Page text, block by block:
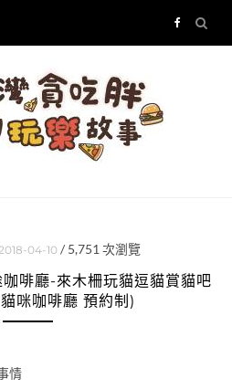
04-10 / 5,751 次瀏覽
咖啡廳-來木柵玩貓逗貓賞貓吧
咪咖啡廳 預約制)
情